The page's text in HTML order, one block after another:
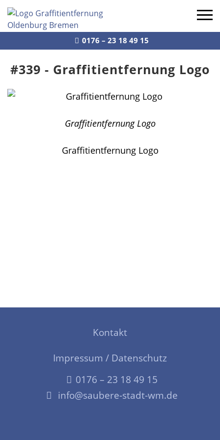
Leistungen
Profil
Referenzen
Kontakt
Navigation schließen
0176 – 23 18 49 15
#339 - Graffitientfernung Logo
Graffitientfernung Logo
Graffitientfernung Logo
Kontakt
Impressum / Datenschutz
0176 – 23 18 49 15
info@saubere-stadt-wm.de